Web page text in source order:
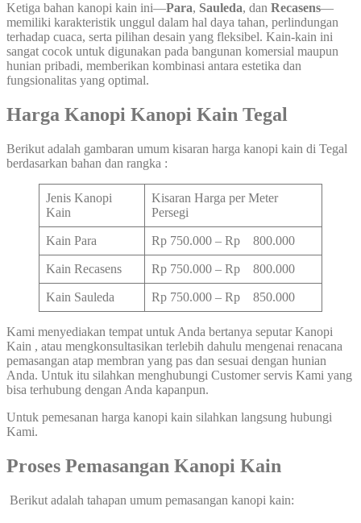
Ketiga bahan kanopi kain ini—Para, Sauleda, dan Recasens—
memiliki karakteristik unggul dalam hal daya tahan, perlindungan
terhadap cuaca, serta pilihan desain yang fleksibel. Kain-kain ini
sangat cocok untuk digunakan pada bangunan komersial maupun
hunian pribadi, memberikan kombinasi antara estetika dan
fungsionalitas yang optimal.
Harga Kanopi Kanopi Kain Tegal
Berikut adalah gambaran umum kisaran harga kanopi kain di Tegal
berdasarkan bahan dan rangka :
Jenis Kanopi
Kain
Kisaran Harga per Meter
Persegi
Kain Para Rp 750.000 – Rp 800.000
Kain Recasens Rp 750.000 – Rp 800.000
Kain Sauleda Rp 750.000 – Rp 850.000
Kami menyediakan tempat untuk Anda bertanya seputar Kanopi
Kain , atau mengkonsultasikan terlebih dahulu mengenai renacana
pemasangan atap membran yang pas dan sesuai dengan hunian
Anda. Untuk itu silahkan menghubungi Customer servis Kami yang
bisa terhubung dengan Anda kapanpun.
Untuk pemesanan harga kanopi kain silahkan langsung hubungi
Kami.
Proses Pemasangan Kanopi Kain
Berikut adalah tahapan umum pemasangan kanopi kain: